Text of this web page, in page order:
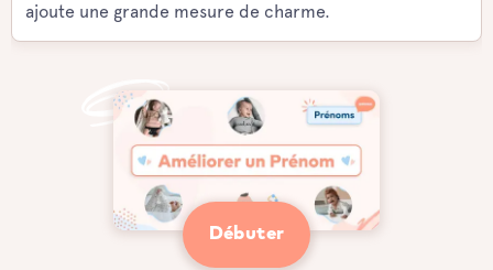
ajoute une grande mesure de charme.
Débuter